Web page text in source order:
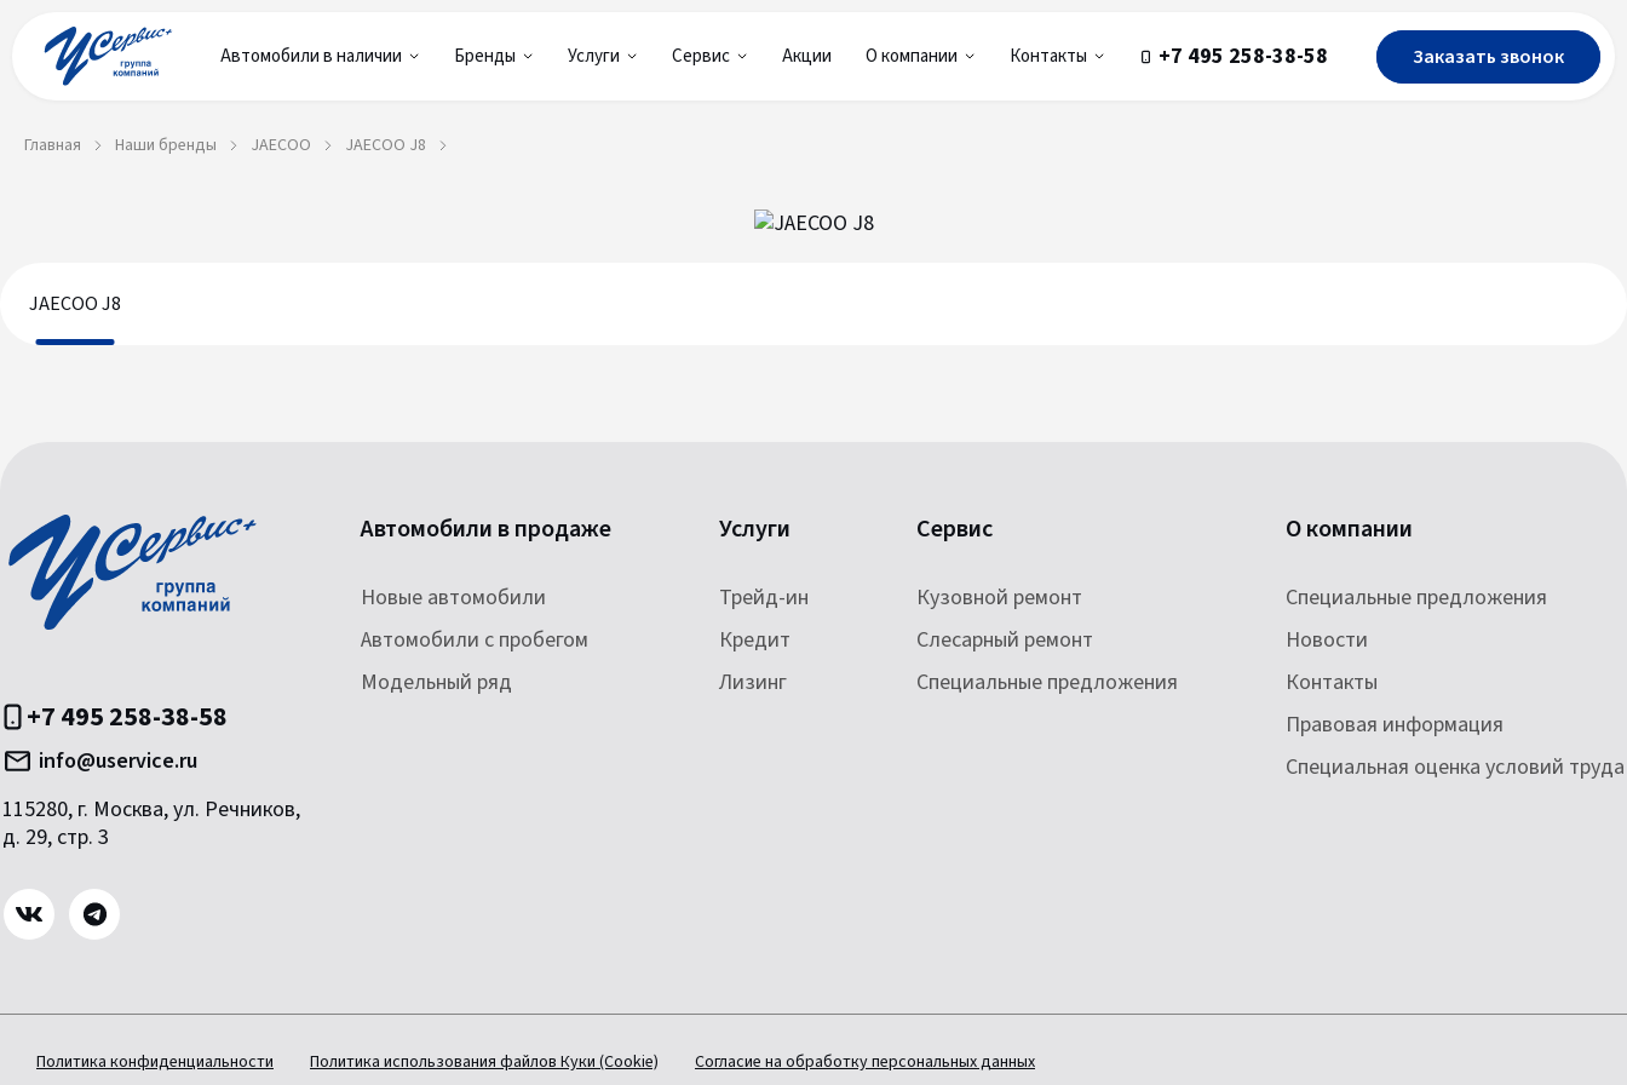
+7 495 258-38-58 Заказать звонок
Автомобили в наличии Бренды Услуги Сервис Акции О компании Контакты
Главная Наши бренды JAECOO JAECOO J8
JAECOO J8
Автомобили в продаже
Новые автомобили
Автомобили с пробегом
Модельный ряд
Услуги
Трейд-ин
Кредит
Лизинг
Сервис
Кузовной ремонт
Слесарный ремонт
Специальные предложения
О компании
Специальные предложения
Новости
Контакты
Правовая информация
Специальная оценка условий труда
+7 495 258-38-58
info@uservice.ru
115280, г. Москва, ул. Речников,
д. 29, стр. 3
Политика конфиденциальности Политика использования файлов Куки (Cookie)
Согласие на обработку персональных данных